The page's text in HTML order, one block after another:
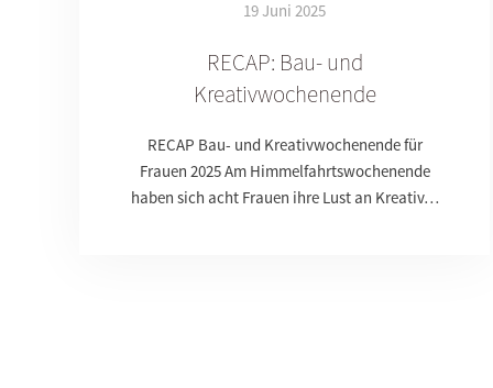
19 Juni 2025
RECAP: Bau- und
Kreativwochenende
RECAP Bau- und Kreativwochenende für
Frauen 2025 Am Himmelfahrtswochenende
haben sich acht Frauen ihre Lust an Kreativ…